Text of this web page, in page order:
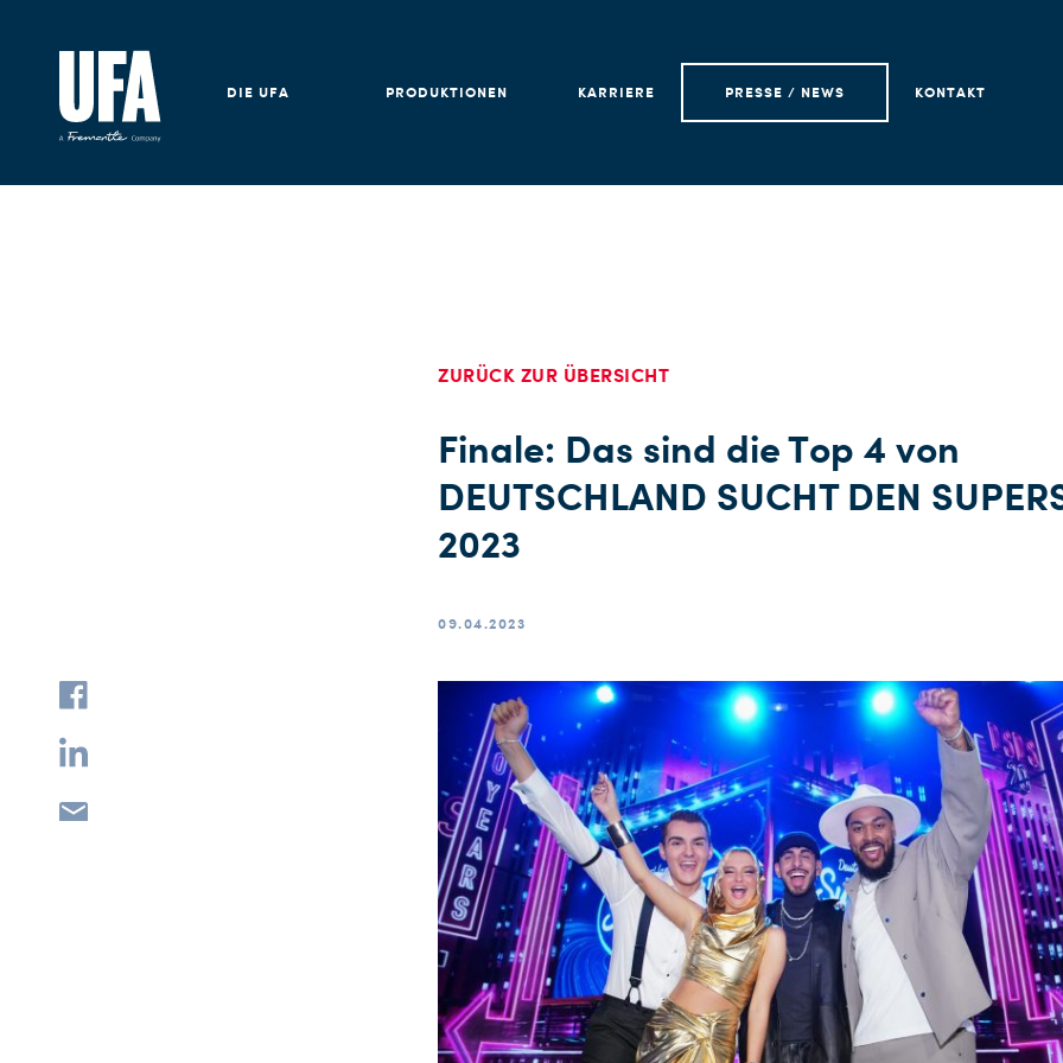
DIE UFA PRODUKTIONEN KARRIERE PRESSE / NEWS KONTAKT
ZURÜCK ZUR ÜBERSICHT
Finale: Das sind die Top 4 von
DEUTSCHLAND SUCHT DEN
2023
09.04.2023